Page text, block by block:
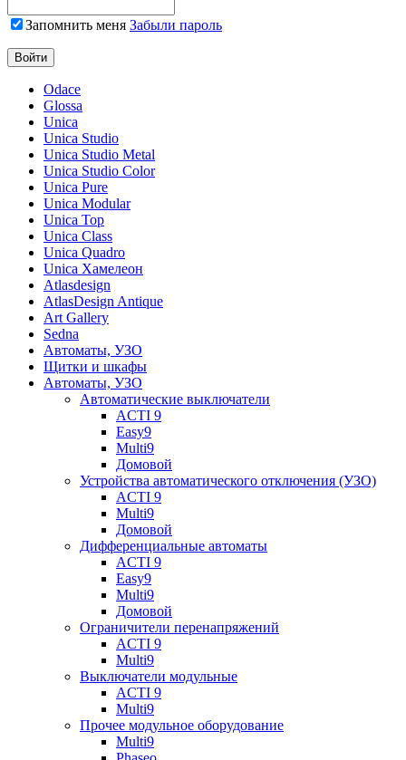
Запомнить меня Забыли пароль
Odace
Glossa
Unica
Unica Studio
Unica Studio Metal
Unica Studio Color
Unica Pure
Unica Modular
Unica Top
Unica Class
Unica Quadro
Unica Хамелеон
Atlasdesign
AtlasDesign Antique
Art Gallery
Sedna
Автоматы, УЗО
Щитки и шкафы
Автоматы, УЗО
Автоматические выключатели
ACTI 9
Easy9
Multi9
Домовой
Устройства автоматического отключения (УЗО)
ACTI 9
Multi9
Домовой
Дифференциальные автоматы
ACTI 9
Easy9
Multi9
Домовой
Ограничители перенапряжений
ACTI 9
Multi9
Выключатели модульные
ACTI 9
Multi9
Прочее модульное оборудование
Multi9